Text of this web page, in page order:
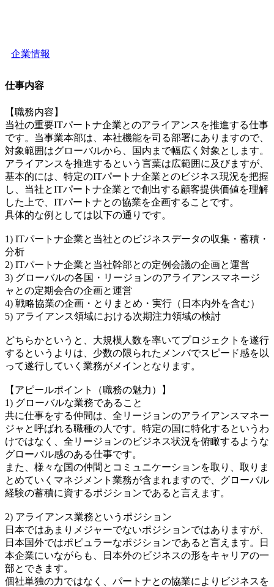
企業情報
仕事内容
【職務内容】
当社の重要ITパートナ企業とのアライアンスを推進する仕事
です。当事業本部は、本社機能を司る部署にありますので、
対象範囲はグローバルから、国内まで幅広く対象とします。
アライアンスを推進するという言葉は広範囲に及びますが、
基本的には、特定のITパートナ企業とのビジネス現況を把握
し、当社とITパートナ企業とで創出する顧客提供価値を理解
した上で、ITパートナとの協業を企画することです。
具体的な例としては以下の通りです。
1) ITパートナ企業と当社とのビジネスデータの収集・蓄積・
分析
2) ITパートナ企業と当社幹部との定例会議の企画と運営
3) グローバルの各国・リージョンのアライアンスマネージ
ャとの定期会合の企画と運営
4) 戦略協業の企画・とりまとめ・実行（日本内外を含む）
5) アライアンス領域における次期注力領域の検討
どちらかというと、大規模人数を率いてプロジェクトを遂行
するというよりは、少数の限られたメンバでスピード感を以
って遂行していく業務がメインとなります。
【アピールポイント（職務の魅力）】
1) グローバルな業務であること
共に仕事をする仲間は、全リージョンのアライアンスマネー
ジャと呼ばれる職種の人です。特定の国に特化するというわ
けではなく、全リージョンのビジネス状況を俯瞰するような
グローバル感のある仕事です。
また、様々な国の仲間とコミュニケーションを取り、取りま
とめていくマネジメント業務が含まれますので、グローバル
経験の蓄積に資するポジションであると言えます。
2) アライアンス業務というポジション
日本ではあまりメジャーでないポジションではありますが、
日本国外ではポピュラーなポジションであると言えます。日
本企業にいながらも、日本外のビジネスの形をキャリアの一
部とできます。
個社単独の力ではなく、パートナとの協業によりビジネスを